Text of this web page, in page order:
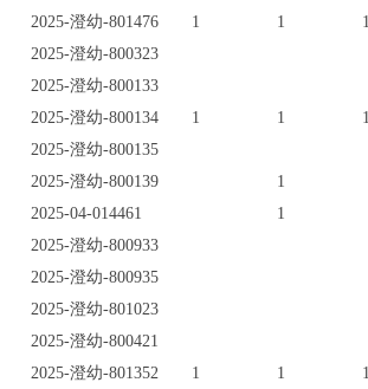
2025-澄幼-801476 1 1
2025-澄幼-800323
2025-澄幼-800133
2025-澄幼-800134 1 1
2025-澄幼-800135
2025-澄幼-800139
1
2025-04-014461
1
2025-澄幼-800933
2025-澄幼-800935
2025-澄幼-801023
2025-澄幼-800421
2025-澄幼-801352 1 1